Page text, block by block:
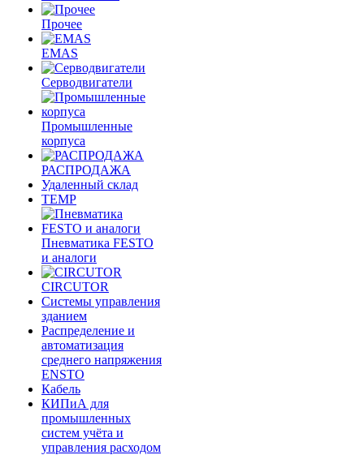
Прочее
EMAS
Cерводвигатели
Промышленные
корпуса
РАСПРОДАЖА
Удаленный склад
TEMP
Пневматика FESTO
и аналоги
CIRCUTOR
Системы управления
зданием
Распределение и
автоматизация
среднего напряжения
ENSTO
Кабель
КИПиА для
промышленных
систем учёта и
управления расходом